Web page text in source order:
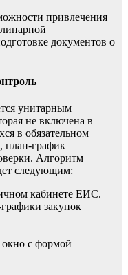
привлечения
документов о
унитарным
не включена в
в обязательном
план-график
Алгоритм
следующим:
кабинете ЕИС.
закупок
с формой